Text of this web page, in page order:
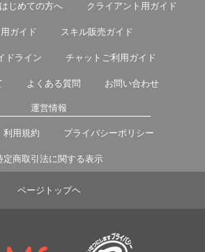
はじめての方へ クライアント用ガイド
ガイド スキル販売ガイド
ドライン チャットご利用ガイド
よくある質問 お問い合わせ
運営情報
利用規約 プライバシーポリシー
定商取引法に関する表示
ページトップヘ